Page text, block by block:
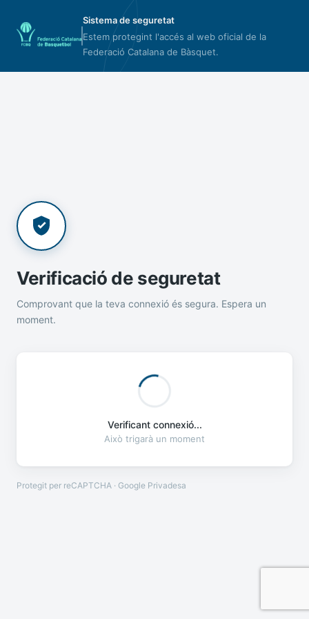
Sistema de seguretat
Estem protegint l'accés al web oficial de la
Federació Catalana de Bàsquet.
Verificació de seguretat
Comprovant que la teva connexió és segura. Espera un
moment.
Verificant connexió...
Això trigarà un moment
Protegit per reCAPTCHA · Google Privadesa